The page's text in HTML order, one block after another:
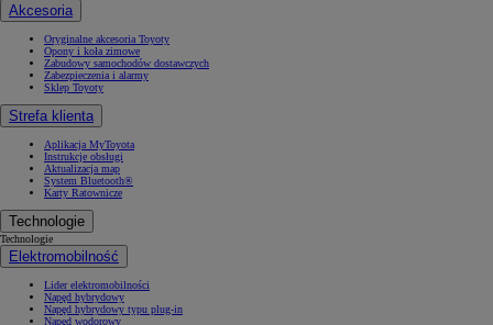
Akcesoria
Oryginalne akcesoria Toyoty
Opony i koła zimowe
Zabudowy samochodów dostawczych
Zabezpieczenia i alarmy
Sklep Toyoty
Strefa klienta
Aplikacja MyToyota
Instrukcje obsługi
Aktualizacja map
System Bluetooth®
Karty Ratownicze
Technologie
Technologie
Elektromobilność
Lider elektromobilności
Napęd hybrydowy
Napęd hybrydowy typu plug-in
Napęd wodorowy